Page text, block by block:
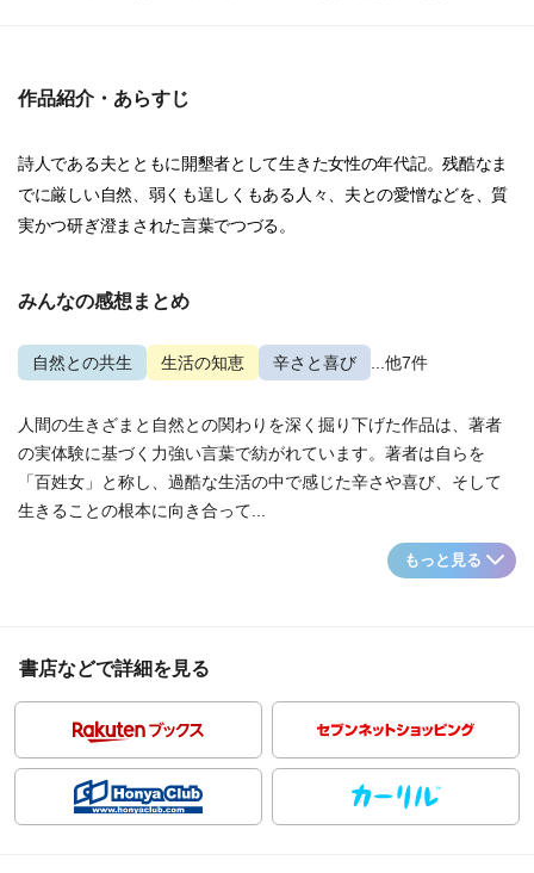
作品紹介・あらすじ
詩人である夫とともに開墾者として生きた女性の年代記。残酷なま
でに厳しい自然、弱くも逞しくもある人々、夫との愛憎などを、質
実かつ研ぎ澄まされた言葉でつづる。
みんなの感想まとめ
自然との共生 生活の知恵 辛さと喜び ...他7件
人間の生きざまと自然との関わりを深く掘り下げた作品は、著者
の実体験に基づく力強い言葉で紡がれています。著者は自らを
「百姓女」と称し、過酷な生活の中で感じた辛さや喜び、そして
生きることの根本に向き合って...
もっと見る
書店などで詳細を見る